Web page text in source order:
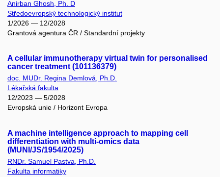
Anirban Ghosh, Ph. D
Středoevropský technologický institut
1/2026 — 12/2028
Grantová agentura ČR / Standardní projekty
A cellular immunotherapy virtual twin for personalised
cancer treatment (101136379)
doc. MUDr. Regina Demlová, Ph.D.
Lékařská fakulta
12/2023 — 5/2028
Evropská unie / Horizont Evropa
A machine intelligence approach to mapping cell
differentiation with multi-omics data
(MUNI/JS/1954/2025)
RNDr. Samuel Pastva, Ph.D.
Fakulta informatiky